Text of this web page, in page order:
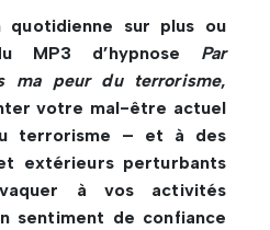
quotidienne sur plus ou
MP3 d’hypnose Par
ma peur du terrorisme,
votre mal-être actuel
terrorisme – et à des
extérieurs perturbants
à vos activités
sentiment de confiance